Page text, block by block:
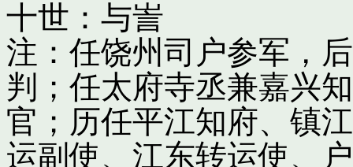
十世：与訔
注：任饶州司户参军，
判；任太府寺丞兼嘉兴
官；历任平江知府、镇
运副使、江东转运使、